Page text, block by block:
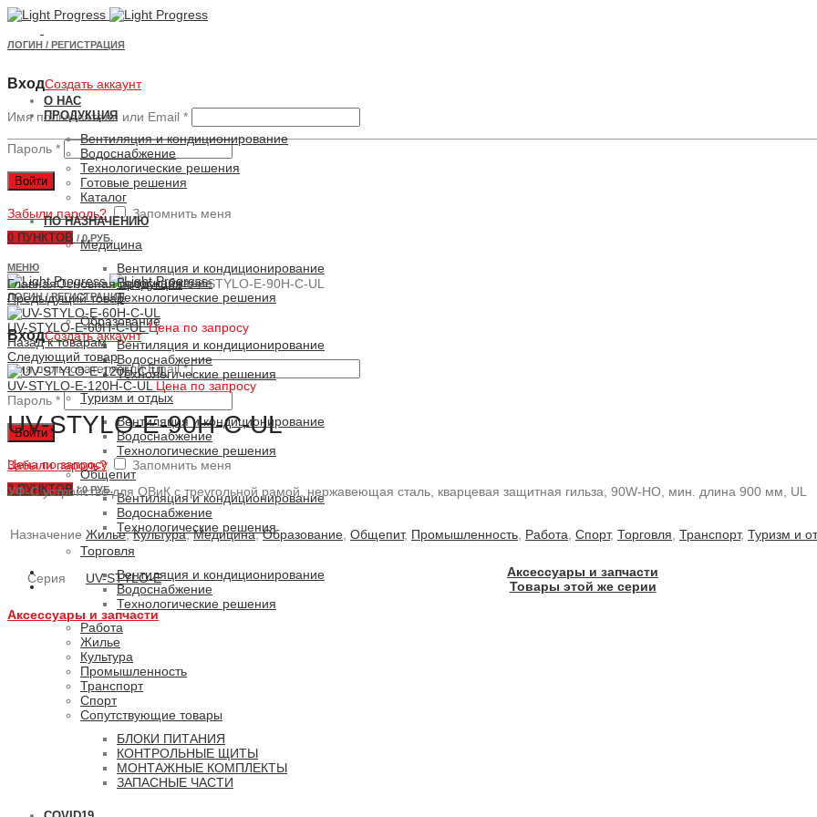
ЛОГИН / РЕГИСТРАЦИЯ
ВходСоздать аккаунт
Имя пользователя или Email *
Пароль *
Войти
Забыли пароль? Запомнить меня
0 ПУНКТОВ / 0 РУБ.
МЕНЮ
ЛОГИН / РЕГИСТРАЦИЯ
ВходСоздать аккаунт
Имя пользователя или Email*
Пароль *
Войти
Забыли пароль? Запомнить меня
0ПУНКТОВ / 0 РУБ.
О НАС
ПРОДУКЦИЯ
Вентиляция и кондиционирование
Водоснабжение
Технологические решения
Готовые решения
Каталог
ПО НАЗНАЧЕНИЮ
Медицина
Вентиляция и кондиционирование
Водоснабжение
Технологические решения
Образование
Вентиляция и кондиционирование
Водоснабжение
Технологические решения
Туризм и отдых
Вентиляция и кондиционирование
Водоснабжение
Технологические решения
Общепит
Вентиляция и кондиционирование
Водоснабжение
Технологические решения
Торговля
Вентиляция и кондиционирование
Водоснабжение
Технологические решения
Работа
Жилье
Культура
Промышленность
Транспорт
Спорт
Сопутствующие товары
БЛОКИ ПИТАНИЯ
КОНТРОЛЬНЫЕ ЩИТЫ
МОНТАЖНЫЕ КОМПЛЕКТЫ
ЗАПАСНЫЕ ЧАСТИ
Увеличить
ГлавнаяОсновная продукцияUV-STYLO-E-90H-C-UL
Предыдущий товар
UV-STYLO-E-60H-C-ULЦена по запросу
Назад к товарам
Следующий товар
UV-STYLO-E-120H-C-UL Цена по запросу
UV-STYLO-E-90H-C-UL
Цена по запросу
УФ-С устройство для ОВиК с треугольной рамой, нержавеющая сталь, кварцевая защитная гильза, 90W-HO, мин. длина 900 мм, UL
Назначение Жилье,Культура,Медицина,Образование Общепит, Промышленность Работа Спорт, Торговля Транспорт, Туризм и
Серия UV-STYLO-E
Аксессуары и запчасти
Товары этой же серии
Аксессуары и запчасти